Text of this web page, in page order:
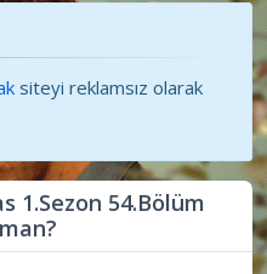
siteyi reklamsız olarak
1.Sezon 54.Bölüm